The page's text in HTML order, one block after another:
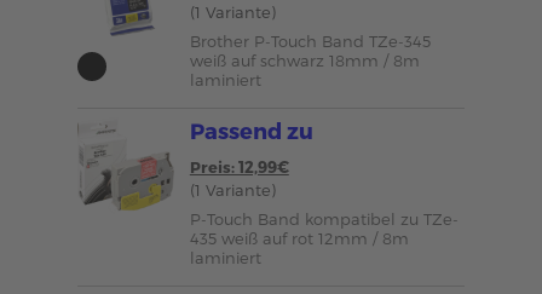
(1 Variante)
Brother P-Touch Band TZe-345
weiß auf schwarz 18mm / 8m
laminiert
Passend zu
Preis: 12,99€
(1 Variante)
P-Touch Band kompatibel zu TZe-
435 weiß auf rot 12mm / 8m
laminiert